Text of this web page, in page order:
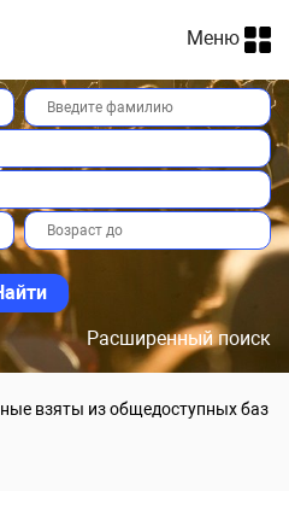
Меню
Расширенный поиск
взяты из общедоступных баз